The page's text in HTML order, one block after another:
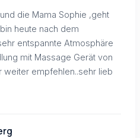
die Mama Sophie ,geht
heute nach dem
entspannte Atmosphäre
mit Massage Gerät von
weiter empfehlen..sehr lieb